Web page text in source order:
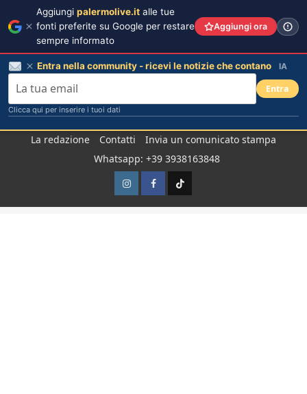
La redazione Contatti
Invia un comunicato stampa
Whatsapp: +39 3938163848
InstagramFacebook
TikTok
Aggiungi palermolive.it alle tue
fonti preferite su Google per restare
sempre informato
Aggiungi ora
Entra nella community - ricevi le notizie che contano IA
Entra
Clicca qui per inserire i tuoi dati